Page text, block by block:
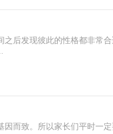
后发现彼此的性格都非常合
因而致。所以家长们平时一定